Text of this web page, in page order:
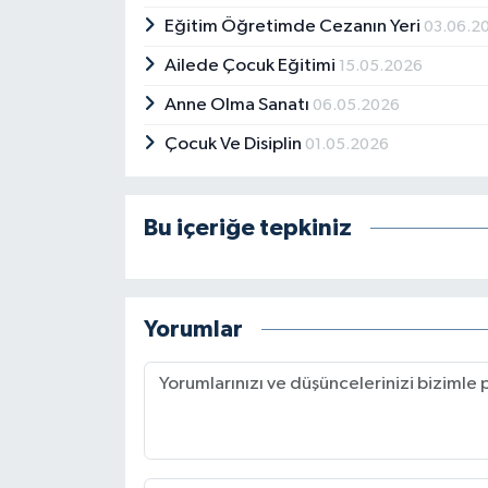
Eğitim Öğretimde Cezanın Yeri
Ailede Çocuk Eğitimi 15.05.2026
Anne Olma Sanatı 06.05.2026
Çocuk Ve Disiplin 01.05.2026
Bu içeriğe tepkiniz
Yorumlar